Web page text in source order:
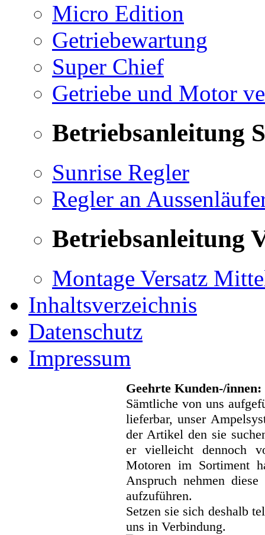
Micro Edition
Getriebewartung
Super Chief
Getriebe und Motor
Betriebsanleitung
Sunrise Regler
Regler an
Betriebsanleitung
Montage Versatz
Inhaltsverzeichnis
Datenschutz
Impressum
Geehrte Kunden-/innen:
Sämtliche von uns
lieferbar, unser
der Artikel den sie
er vielleicht dennoch
Motoren im Sortiment
Anspruch nehmen
aufzuführen.
Setzen sie sich deshalb
uns in Verbindung.